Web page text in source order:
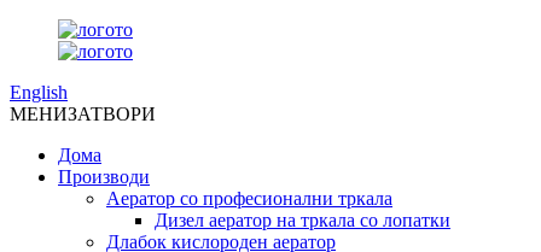
English
МЕНИЗАТВОРИ
Дома
Производи
Аератор со професионални тркала
Дизел аератор на тркала со лопатки
Длабок кислороден аератор